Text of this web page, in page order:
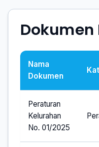
Dokumen
Nama
Dokumen
Peraturan
Kelurahan
No. 01/2025